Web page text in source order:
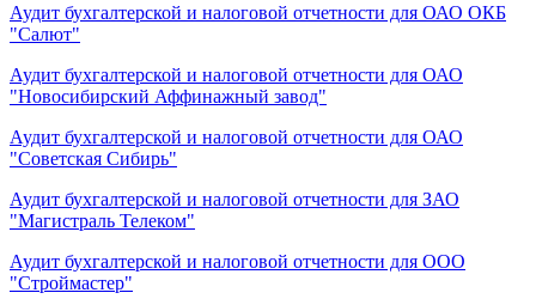
Аудит бухгалтерской и налоговой отчетности для ОАО ОКБ
"Салют"
Аудит бухгалтерской и налоговой отчетности для ОАО
"Новосибирский Аффинажный завод"
Аудит бухгалтерской и налоговой отчетности для ОАО
"Советская Сибирь"
Аудит бухгалтерской и налоговой отчетности для ЗАО
"Магистраль Телеком"
Аудит бухгалтерской и налоговой отчетности для ООО
"Строймастер"